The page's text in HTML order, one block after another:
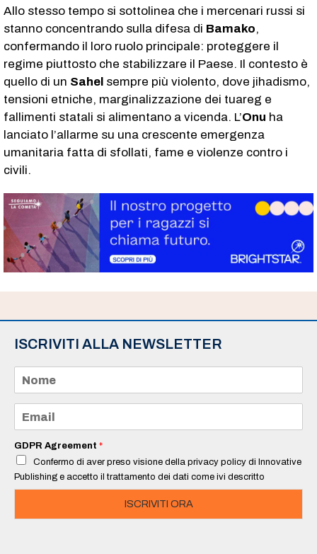
Allo stesso tempo si sottolinea che i mercenari russi si
stanno concentrando sulla difesa di Bamako,
confermando il loro ruolo principale: proteggere il
regime piuttosto che stabilizzare il Paese. Il contesto è
quello di un Sahel sempre più violento, dove jihadismo,
tensioni etniche, marginalizzazione dei tuareg e
fallimenti statali si alimentano a vicenda. L’Onu ha
lanciato l’allarme su una crescente emergenza
umanitaria fatta di sfollati, fame e violenze contro i
civili.
ISCRIVITI ALLA NEWSLETTER
m
e
a
i
*
GDPR Agreement *
Confermo di aver preso visione della privacy policy di Innovative
Publishing e accetto il trattamento dei dati come ivi descritto
ISCRIVITI ORA